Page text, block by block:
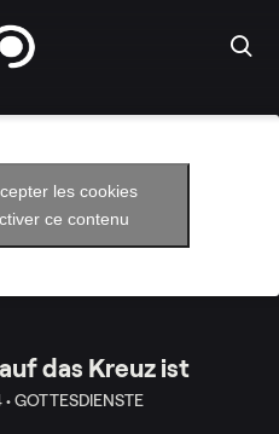
les cookies
ce contenu
das Kreuz ist
GOTTESDIENSTE